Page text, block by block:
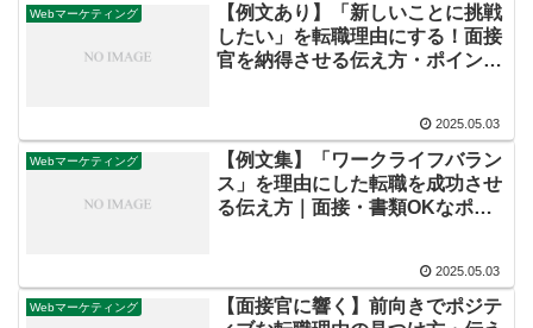
Webマーケティング
【例文あり】「新しいことに挑戦
したい」を転職理由にする！面接
官を納得させる伝え方・ポイント
2025.05.03
Webマーケティング
【例文集】「ワークライフバラン
ス」を理由にした転職を成功させ
る伝え方｜面接・書類OKなポジ
2025.05.03
Webマーケティング
【面接官に響く】前向きでポジテ